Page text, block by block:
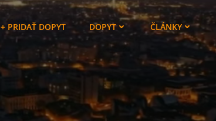
+ PRIDAŤ DOPYT DOPYT ČLÁNKY